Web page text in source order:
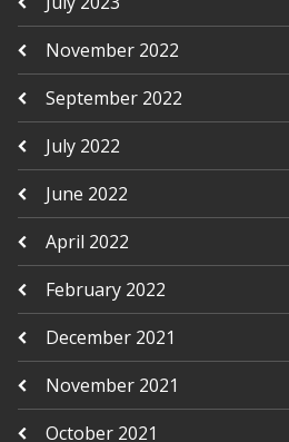
November 2022
September 2022
July 2022
June 2022
April 2022
February 2022
December 2021
November 2021
October 2021